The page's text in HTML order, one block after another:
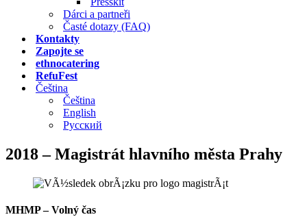
Dárci a partneři
Časté dotazy (FAQ)
Kontakty
Zapojte se
ethnocatering
RefuFest
Čeština
Čeština
English
Русский
2018 – Magistrát hlavního města Prahy
MHMP – Volný čas